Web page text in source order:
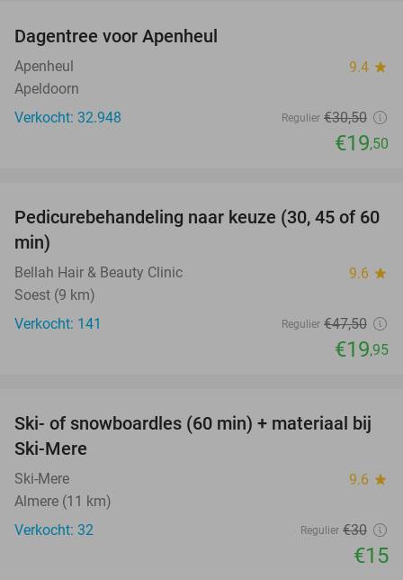
Dagentree voor Apenheul
Apenheul 9.4 star
Apeldoorn
Verkocht: 32.948
Regulier €30,50
€19,50
58%
Pedicurebehandeling naar keuze (30, 45 of 60
min)
Bellah Hair & Beauty Clinic 9.6 star
Soest (9 km)
Verkocht: 141
Regulier €47,50
€19,95
50%
Ski- of snowboardles (60 min) + materiaal bij
Ski-Mere
Ski-Mere 9.6 star
Almere (11 km)
Verkocht: 32
Regulier €30
€15